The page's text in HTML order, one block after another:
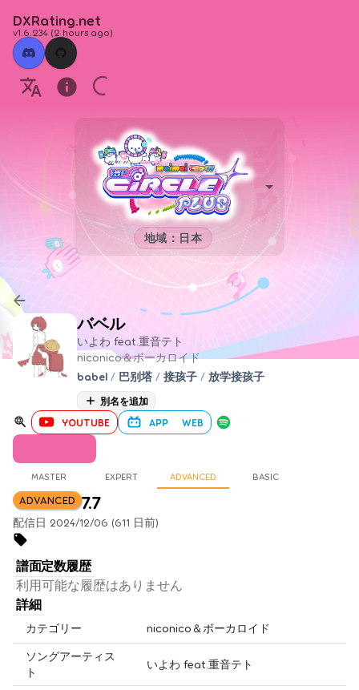
DXRating.net
v1.6.234 (2 hours ago)
地域：日本
バベル
いよわ feat.重音テト
niconico＆ボーカロイド
babel / 巴别塔 / 接孩子 / 放学接孩子
別名を追加
YOUTUBE APP WEB
MASTER EXPERT ADVANCED BASIC
ADVANCED 7.7
配信日 2024/12/06 (611 日前)
譜面定数履歴
利用可能な履歴はありません
詳細
カテゴリー niconico＆ボーカロイド
ソングアーティス
ト
いよわ feat.重音テト